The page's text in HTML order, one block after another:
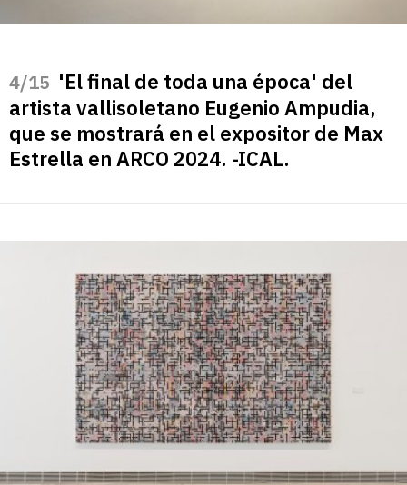
/15 'El final de toda una época' del
artista vallisoletano Eugenio Ampudia,
que se mostrará en el expositor de Max
Estrella en ARCO 2024. -ICAL.